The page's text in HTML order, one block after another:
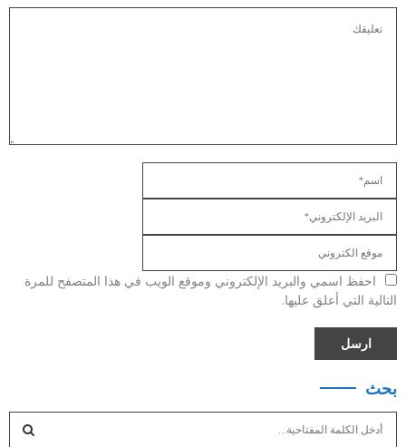
احفظ اسمي والبريد الإلكتروني وموقع الويب في هذا المتصفح للمرة
التالية التي أعلق عليها.
بحث